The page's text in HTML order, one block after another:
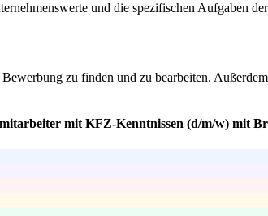
und die spezifischen Aufgaben
zu finden und zu bearbeiten.
mit KFZ-Kenntnissen (d/m/w) mit